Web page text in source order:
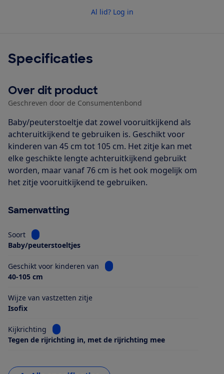
Al lid? Log in
Specificaties
Over dit product
Geschreven door de Consumentenbond
Baby/peuterstoeltje dat zowel vooruitkijkend als
achteruitkijkend te gebruiken is. Geschikt voor
kinderen van 45 cm tot 105 cm. Het zitje kan met
elke geschikte lengte achteruitkijkend gebruikt
worden, maar vanaf 76 cm is het ook mogelijk om
het zitje vooruitkijkend te gebruiken.
Samenvatting
Soort
Bekijk informatie voor Soort
Baby/peuterstoeltjes
Geschikt voor kinderen van
Bekijk informatie voor Geschikt
40-105 cm
Wijze van vastzetten zitje
Isofix
Kijkrichting
Bekijk informatie voor Kijkrichting
Tegen de rijrichting in, met de rijrichting mee